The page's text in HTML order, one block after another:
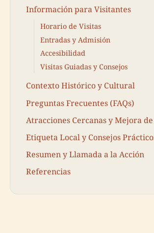
Información para Visitantes
Horario de Visitas
Entradas y Admisión
Accesibilidad
Visitas Guiadas y Consejos
Contexto Histórico y Cultural
Preguntas Frecuentes (FAQs)
Atracciones Cercanas y Mejora
Etiqueta Local y Consejos
Resumen y Llamada a la Acción
Referencias